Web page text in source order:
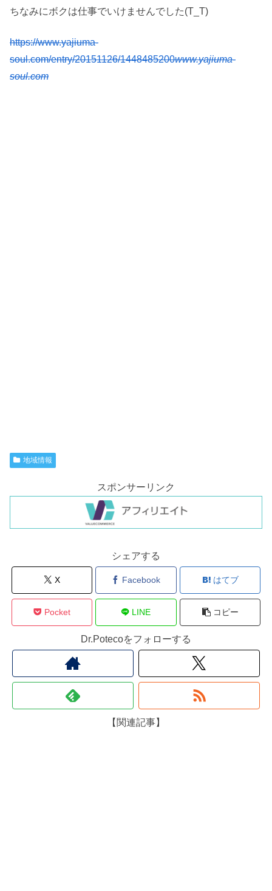
ちなみにボクは仕事でいけませんでした(T_T)
https://www.yajiuma-
soul.com/entry/20151126/1448485200www.yajiuma-
soul.com
地域情報
スポンサーリンク
シェアする
X Facebook はてブ
Pocket LINE コピー
Dr.Potecoをフォローする
【関連記事】